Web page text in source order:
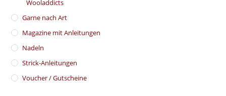
Wooladdicts
Garne nach Art
Magazine mit Anleitungen
Nadeln
Strick-Anleitungen
Voucher / Gutscheine